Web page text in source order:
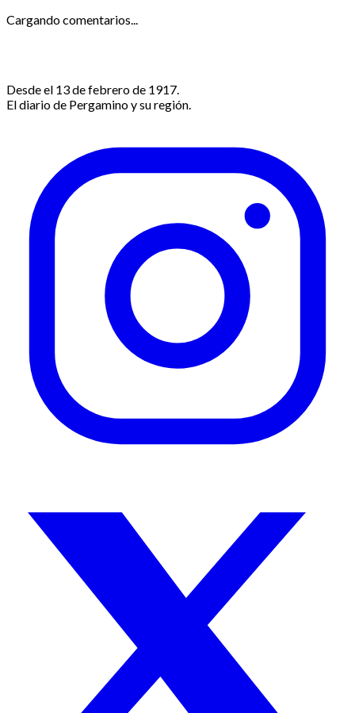
Cargando comentarios...
Desde el 13 de febrero de 1917.
El diario de Pergamino y su región.